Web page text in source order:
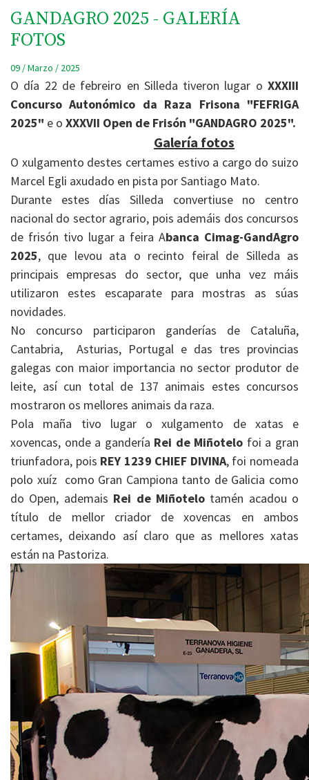
GANDAGRO 2025 - GALERÍA
FOTOS
09 / Marzo / 2025
O día 22 de febreiro en Silleda tiveron lugar o XXXIII
Concurso Autonómico da Raza Frisona "FEFRIGA
2025" e o XXXVII Open de Frisón "GANDAGRO 2025".
Galería fotos
O xulgamento destes certames estivo a cargo do suizo
Marcel Egli axudado en pista por Santiago Mato.
Durante estes días Silleda convertiuse no centro
nacional do sector agrario, pois ademáis dos concursos
de frisón tivo lugar a feira Abanca Cimag-GandAgro
2025, que levou ata o recinto feiral de Silleda as
principais empresas do sector, que unha vez máis
utilizaron estes escaparate para mostras as súas
novidades.
No concurso participaron ganderías de Cataluña,
Cantabria, Asturias, Portugal e das tres provincias
galegas con maior importancia no sector produtor de
leite, así cun total de 137 animais estes concursos
mostraron os mellores animais da raza.
Pola maña tivo lugar o xulgamento de xatas e
xovencas, onde a gandería Rei de Miñotelo foi a gran
triunfadora, pois REY 1239 CHIEF DIVINA, foi nomeada
polo xuíz como Gran Campiona tanto de Galicia como
do Open, ademais Rei de Miñotelotamén acadou o
título de mellor criador de xovencas en ambos
certames, deixando así claro que as mellores xatas
están na Pastoriza.